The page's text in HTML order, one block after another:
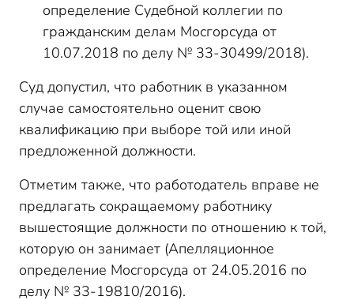
определение Судебной коллегии по
гражданским делам Мосгорсуда от
10.07.2018 по делу № 33-30499/2018).
Суд допустил, что работник в указанном
случае самостоятельно оценит свою
квалификацию при выборе той или иной
предложенной должности.
Отметим также, что работодатель вправе не
предлагать сокращаемому работнику
вышестоящие должности по отношению к той,
которую он занимает (Апелляционное
определение Мосгорсуда от 24.05.2016 по
делу № 33-19810/2016).